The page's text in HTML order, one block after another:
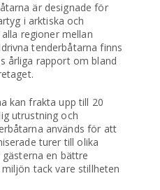
är designade för
i arktiska och
regioner mellan
tenderbåtarna finns
årliga rapport om bland
kan frakta upp till 20
utrustning och
används för att
turer till olika
en bättre
tack vare stillheten